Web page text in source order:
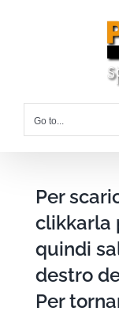
Go to...
Per
clikkarla
quindi
destro
Per